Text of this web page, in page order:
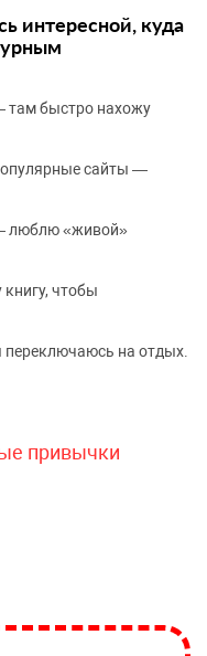
интересной, куда
там быстро нахожу
сайты —
люблю «живой»
чтобы
переключаюсь на отдых.
привычки